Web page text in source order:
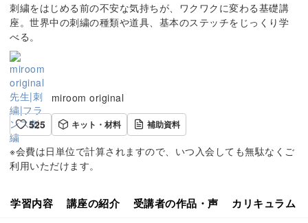
刺繍をはじめる前の不安な気持ちが、ワクワクに変わる基礎講
座。世界中の刺繍の種類や道具、基本のステッチをじっくり学
べる。
miroom original
525
キット・材料 補助資料
※会費は日単位で計算されますので、いつ入会しても無駄なくご
利用いただけます。
学習内容 講座の紹介 受講者の作品・声 カリキュラム